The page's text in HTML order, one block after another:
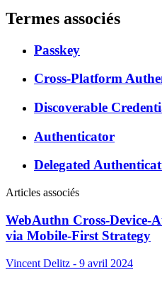
Termes associés
Passkey
Cross-Platform
Discoverable
Authenticator
Delegated
Articles associés
WebAuthn Cross-Device-
via Mobile-First Strategy
Vincent Delitz - 9 avril 2024